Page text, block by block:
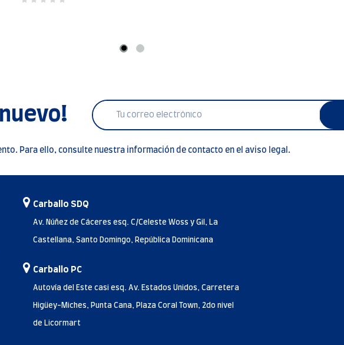
Para ello, consulte nuestra información de contacto en el aviso legal.
Carballo SDQ
Av. Núñez de Cáceres esq. C/Celeste Woss y Gil, La
Castellana, Santo Domingo, República Dominicana
Carballo PC
Autovía del Este casi esq. Av. Estados Unidos, Carretera
Higüey-Miches, Punta Cana, Plaza Coral Town, 2do nivel
de Licormart